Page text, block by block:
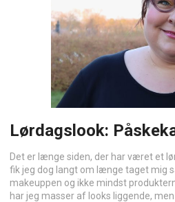
Lørdagslook:
Det er længe siden, der har været et
fik jeg dog langt om længe taget mig
makeuppen og ikke mindst
har jeg masser af looks liggende,